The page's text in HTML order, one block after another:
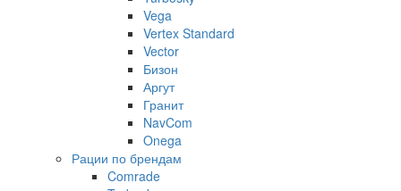
Vega
Vertex Standard
Vector
Бизон
Аргут
Гранит
NavCom
Onega
Рации по брендам
Comrade